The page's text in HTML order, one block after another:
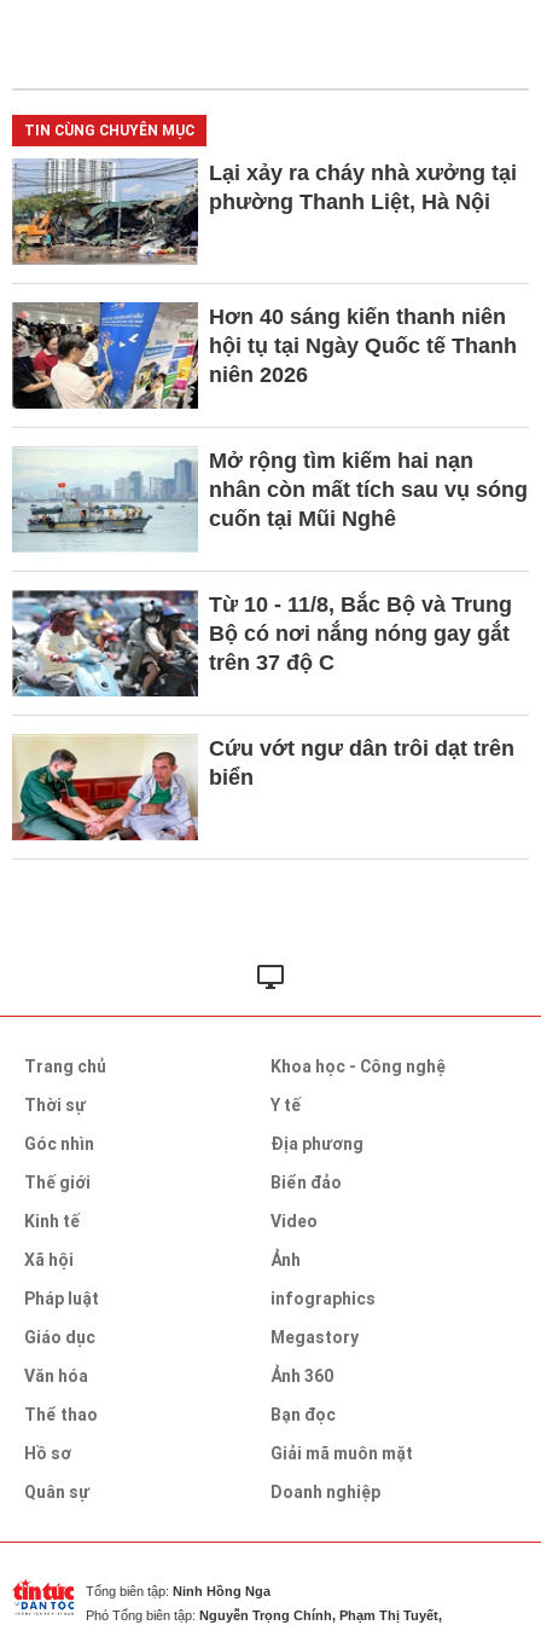
TIN CÙNG CHUYÊN MỤC
Lại xảy ra cháy nhà xưởng tại
phường Thanh Liệt, Hà Nội
Hơn 40 sáng kiến thanh niên
hội tụ tại Ngày Quốc tế Thanh
niên 2026
Mở rộng tìm kiếm hai nạn
nhân còn mất tích sau vụ sóng
cuốn tại Mũi Nghê
Từ 10 - 11/8, Bắc Bộ và Trung
Bộ có nơi nắng nóng gay gắt
trên 37 độ C
Cứu vớt ngư dân trôi dạt trên
biển
Trang chủ
Thời sự
Góc nhìn
Thế giới
Kinh tế
Xã hội
Pháp luật
Giáo dục
Văn hóa
Thể thao
Hồ sơ
Quân sự
Khoa học - Công nghệ
Y tế
Địa phương
Biển đảo
Video
Ảnh
infographics
Megastory
Ảnh 360
Bạn đọc
Giải mã muôn mặt
Doanh nghiệp
Tổng biên tập: Ninh Hồng Nga
Phó Tổng biên tập: Nguyễn Trọng Chính, Phạm Thị Tuyết,